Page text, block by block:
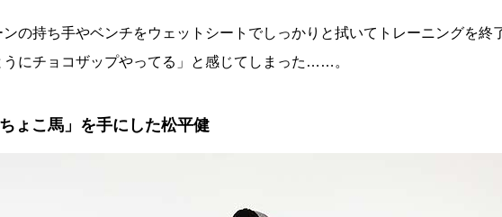
の持ち手やベンチをウェットシートでしっかりと拭いてトレーニングを終
にチョコザップやってる」と感じてしまった……。
ょこ馬」を手にした松平健